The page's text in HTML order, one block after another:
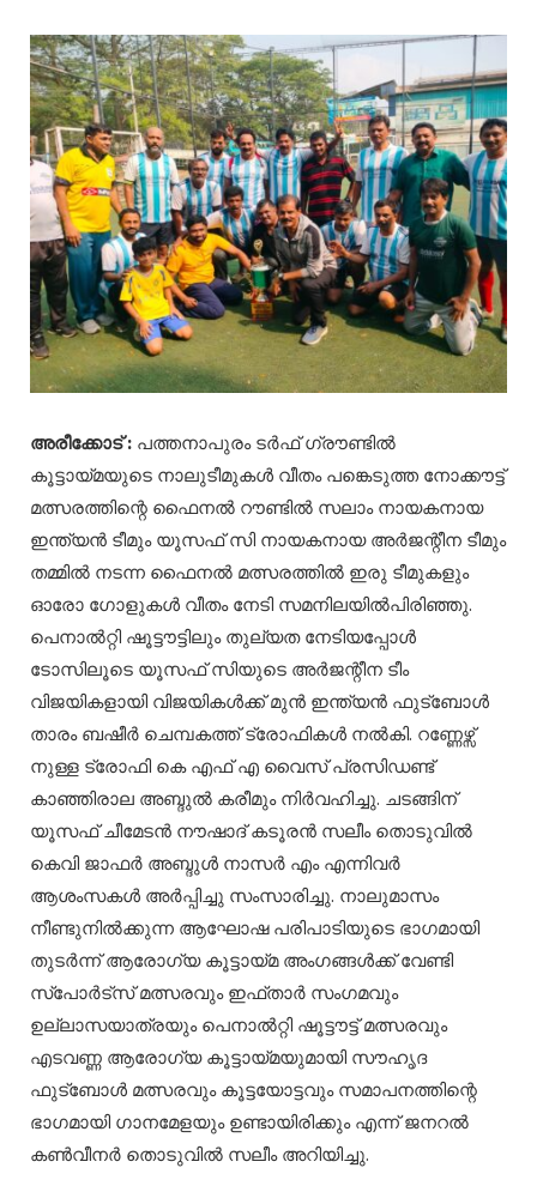
അരീക്കോട് : പത്തനാപുരം ടർഫ് ഗ്രൗണ്ടിൽ
കൂട്ടായ്മയുടെ നാലുടീമുകൾ വീതം പങ്കെടുത്ത നോക്കൗട്ട്
മത്സരത്തിന്റെ ഫൈനൽ റൗണ്ടിൽ സലാം നായകനായ
ഇന്ത്യൻ ടീമും യൂസഫ് സി നായകനായ അർജന്റീന ടീമും
തമ്മിൽ നടന്ന ഫൈനൽ മത്സരത്തിൽ ഇരു ടീമുകളും
ഓരോ ഗോളുകൾ വീതം നേടി സമനിലയിൽപിരിഞ്ഞു.
പെനാൽറ്റി ഷൂട്ടൗട്ടിലും തുല്യത നേടിയപ്പോൾ
ടോസിലൂടെ യൂസഫ് സിയുടെ അർജന്റീന ടീം
വിജയികളായി വിജയികൾക്ക് മുൻ ഇന്ത്യൻ ഫുട്ബോൾ
താരം ബഷീർ ചെമ്പകത്ത് ട്രോഫികൾ നൽകി. റണ്ണേഴ്സ്
നുള്ള ട്രോഫി കെ എഫ് എ വൈസ് പ്രസിഡണ്ട്
കാഞ്ഞിരാല അബ്ദുൽ കരീമും നിർവഹിച്ചു. ചടങ്ങിന്
യൂസഫ് ചീമേടൻ നൗഷാദ് കടൂരൻ സലീം തൊടുവിൽ
കെവി ജാഫർ അബ്ദുൾ നാസർ എം എന്നിവർ
ആശംസകൾ അർപ്പിച്ചു സംസാരിച്ചു. നാലുമാസം
നീണ്ടുനിൽക്കുന്ന ആഘോഷ പരിപാടിയുടെ ഭാഗമായി
തുടർന്ന് ആരോഗ്യ കൂട്ടായ്മ അംഗങ്ങൾക്ക് വേണ്ടി
സ്പോർട്സ് മത്സരവും ഇഫ്താർ സംഗമവും
ഉല്ലാസയാത്രയും പെനാൽറ്റി ഷൂട്ടൗട്ട് മത്സരവും
എടവണ്ണ ആരോഗ്യ കൂട്ടായ്മയുമായി സൗഹൃദ
ഫുട്ബോൾ മത്സരവും കൂട്ടയോട്ടവും സമാപനത്തിന്റെ
ഭാഗമായി ഗാനമേളയും ഉണ്ടായിരിക്കും എന്ന് ജനറൽ
കൺവീനർ തൊടുവിൽ സലീം അറിയിച്ചു.